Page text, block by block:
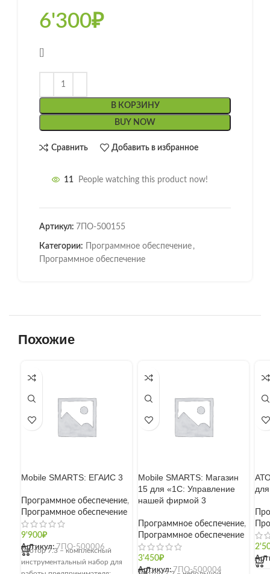
6'300₽
В КОРЗИНУ
BUY NOW
Сравнить Добавить в избранное
11 People watching this product now!
Артикул: 7ПО-500155
Категории: Программное обеспечение ,
Программное обеспечение
Похожие
Mobile SMARTS: ЕГАИС 3
Программное обеспечение,
Программное обеспечение
9'900₽
Артикул:7ПО-500006
Эвотор 7.3 – комплексный
инструментальный набор для
Mobile SMARTS: Магазин
15 для «1С: Управление
нашей фирмой 3
Программное обеспечение,
Программное обеспечение
3'450₽
Артикул:7ПО-500004
[]